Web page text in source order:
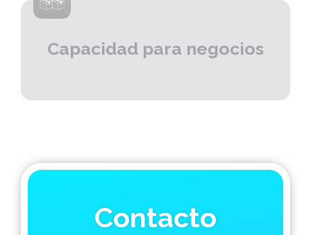
Capacidad para negocios
Contacto